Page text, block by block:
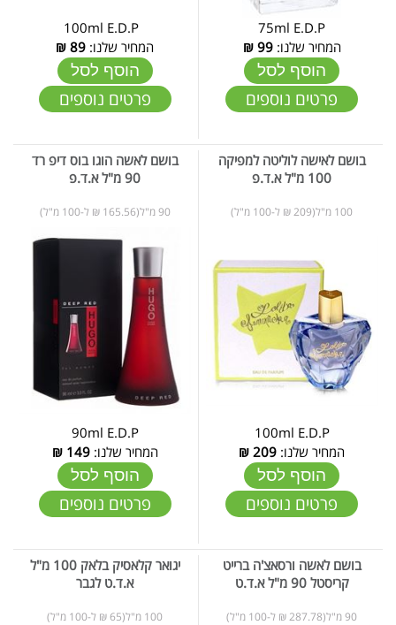
75ml E.D.P
המחיר שלנו:99
₪
הוסף לסל
פרטים נוספים
המחיר שלנו: 89
₪
הוסף לסל
פרטים נוספים
בושם לאישה לוליטה למפיקה
100 מ"ל א.ד.פ
100 מ"ל(209 ₪ ל-100 מ"ל)
100ml E.D.P
המחיר שלנו: 209
₪
הוסף לסל
פרטים נוספים
בושם לאשה הוגו בוס דיפ רד
90 מ"ל א.ד.פ
90 מ"ל(165.56 ₪ ל-100 מ"ל)
90ml E.D.P
המחיר שלנו:149
₪
הוסף לסל
פרטים נוספים
בושם לאשה ורסאצ'ה ברייט
קריסטל 90 מ"ל א.ד.ט
90 מ"ל(287.78 ₪ ל-100 מ"ל)
יגואר קלאסיק בלאק 100 מ"ל
א.ד.ט לגבר
100 מ"ל(65 ₪ ל-100 מ"ל)